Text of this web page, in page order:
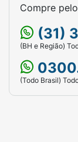
Compre pelo
(31)
(BH e Região)
(Todo Brasil)